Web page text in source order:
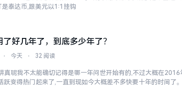
泰达币,跟美元以1:1挂钩
好几年了，到底多少年了？
⋅ 今天 ⋅ 32 阅读
真呢我不太能确切记得是哪一年问世开始有的,不过大概在
跃变得热门起来了,一直到现如今大概差不多快要十年的时间了。